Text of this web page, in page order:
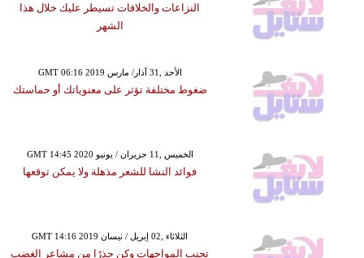
النزاعات والخلافات تسيطر عليك خلال هذا
الشهر
GMT 06:16 2019 الأحد ,31 آذار/ مارس
ضغوط مختلفة تؤثر على معنوياتك أو حماستك
GMT 14:45 2020 الخميس ,11 حزيران / يونيو
فوائد النشا للشعر مذهلة ولا يمكن توقعها
GMT 14:16 2019 الثلاثاء ,02 إبريل / نيسان
تجنب المواجهات وكن حذرًا من مشاعر الغضب